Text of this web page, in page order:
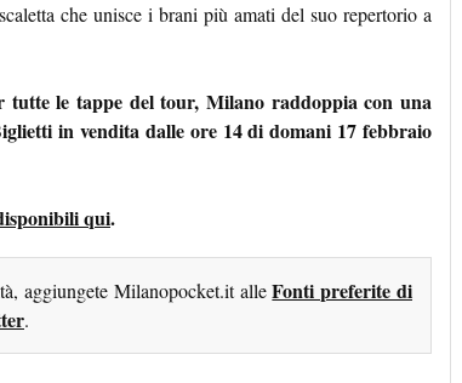
che unisce i brani più amati del suo repertorio a
le tappe del tour, Milano raddoppia con una
in vendita dalle ore 14 di domani 17 febbraio
qui.
aggiungete Milanopocket.it alleFonti preferite di
.